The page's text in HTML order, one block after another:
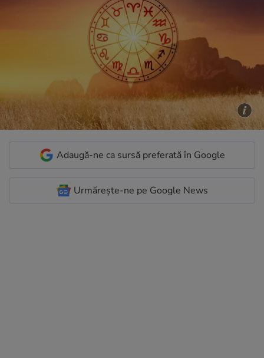
Adaugă-ne ca sursă preferată în Google
Urmărește-ne pe Google News